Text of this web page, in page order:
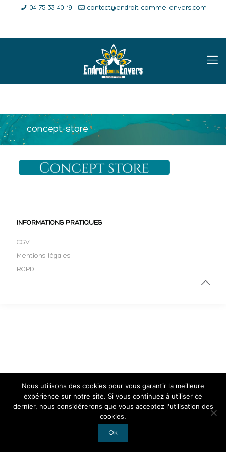
04 75 33 40 19 contact@endroit-comme-envers.com
concept-store
INFORMATIONS PRATIQUES
CGV
Mentions légales
RGPD
Nous utilisons des cookies pour vous garantir la meilleure
expérience sur notre site. Si vous continuez à utiliser ce
dernier, nous considérerons que vous acceptez l'utilisation des
cookies.
Ok